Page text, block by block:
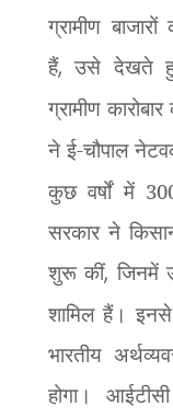
ग्रामीण
हैं,उसे देखते
ग्रामीण
ने ई-चौपाल
कुछ वर्षों में
सरकार ने
शुरू कीं, जिनमें
शामिल हैं।
भारतीय
होगा।